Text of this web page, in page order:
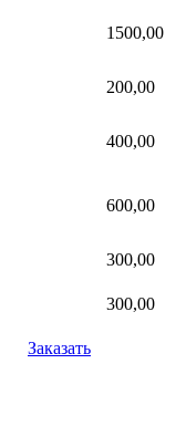
1500,00
200,00
400,00
600,00
300,00
300,00
Заказать